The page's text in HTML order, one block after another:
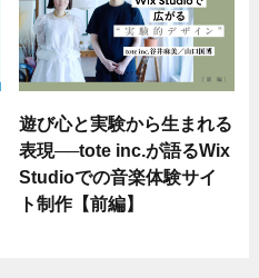
遊び心と実験から生まれる
表現──tote inc.が語るWix
Studioでの音楽体験サイ
ト制作【前編】